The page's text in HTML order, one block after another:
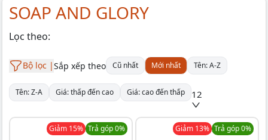
SOAP AND GLORY
Lọc theo:
Bộ lọc |Sắp xếp theo Cũ nhất Mới nhất Tên: A-Z
Tên: Z-A Giá: thấp đến cao Giá: cao đến thấp 12
Giảm 15% Trả góp 0% Giảm 13% Trả góp 0%